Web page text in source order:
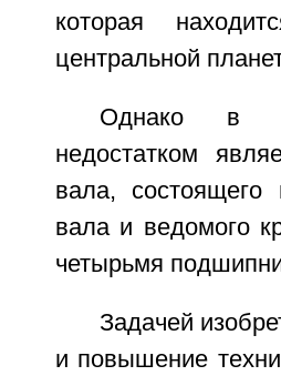
которая
центральной
Однако в
недостатком
вала, состоящего
вала и ведомого
четырьмя
Задачей
и повышение